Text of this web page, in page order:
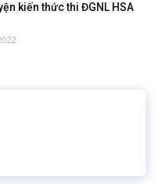
kiến thức thi ĐGNL HSA